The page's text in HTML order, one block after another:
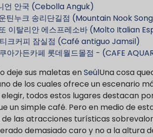
언 안국 (Cebolla Anguk)
틴누크 송리단길점 (Mountain Nook
이탈리안 에스프레소바 (Molto Italian
크커피 잠실점 (Café antiguo Jamsil)
아가든카페 롯데월드몰점 - (CAFE
deje sus maletas enSeúlUna cosa
de los cuales ofrece un escenario
todos estos lugares destacan
un simple café. Pero en medio de
las atracciones turísticas
demasiado caro y no a la altura